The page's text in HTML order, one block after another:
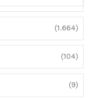
(1.664)
(104)
(9)